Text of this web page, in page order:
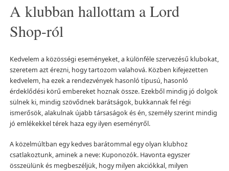
A klubban hallottam a Lord
Shop-ról
Kedvelem a közösségi eseményeket, a különféle szervezésű klubokat,
szeretem azt érezni, hogy tartozom valahová. Közben kifejezetten
kedvelem, ha ezek a rendezvények hasonló típusú, hasonló
érdeklődési körű embereket hoznak össze. Ezekből mindig jó dolgok
sülnek ki, mindig szövődnek barátságok, bukkannak fel régi
ismerősök, alakulnak újabb társaságok és én, személy szerint mindig
jó emlékekkel térek haza egy ilyen eseményről.
A közelmúltban egy kedves barátommal egy olyan klubhoz
csatlakoztunk, aminek a neve: Kuponozók. Havonta egyszer
összeülünk és megbeszéljük, hogy milyen akciókkal, milyen